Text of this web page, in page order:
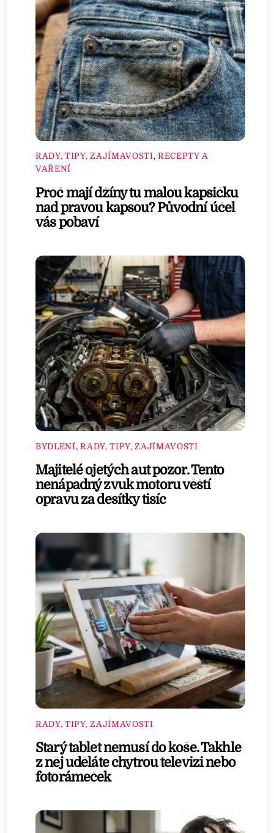
RADY, TIPY, ZAJÍMAVOSTI, RECEPTY A
VAŘENÍ
Proč mají džíny tu malou kapsičku
nad pravou kapsou? Původní účel
vás pobaví
BYDLENÍ,RADY, TIPY, ZAJÍMAVOSTI
Majitelé ojetých aut pozor. Tento
nenápadný zvuk motoru věští
opravu za desítky tisíc
RADY, TIPY, ZAJÍMAVOSTI
Starý tablet nemusí do koše. Takhle
z něj uděláte chytrou televizi nebo
fotorámeček